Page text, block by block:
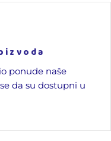
ponude naše
da su dostupni u